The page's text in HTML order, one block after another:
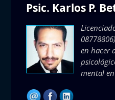
Psic. Karlos P.
en hacer
mental